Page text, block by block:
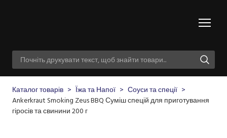
Каталог товарів Їжа та Напої
Соуси та спеції
Ankerkraut Smoking Zeus BBQ Суміш спецій для приготування
гіросів та свинини 200 г